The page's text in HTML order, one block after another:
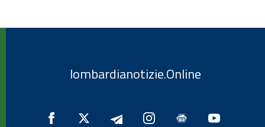
lombardianotizie.Online